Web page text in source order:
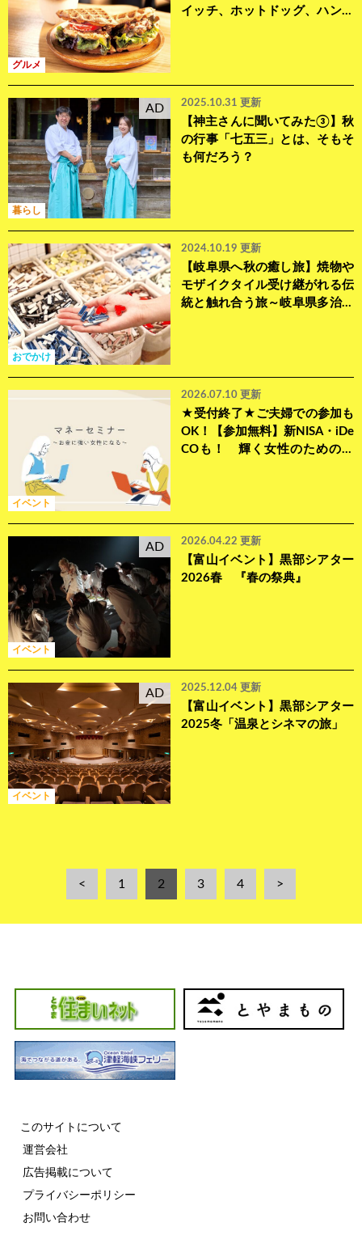
グルメ
イッチ、ホットドッグ、ハンバ
AD
暮らし
2025.10.31 更新
【神主さんに聞いてみた③】秋
の行事「七五三」とは、そもそ
も何だろう？
おでかけ
2024.10.19 更新
【岐阜県へ秋の癒し旅】焼物や
モザイクタイル受け継がれる伝
統と触れ合う旅～岐阜県多治見
イベント
2026.07.10 更新
★受付終了★ご夫婦での参加も
OK！【参加無料】新NISA・iDe
COも！ 輝く女性のためのマ
AD
イベント
2026.04.22 更新
【富山イベント】黒部シアター
2026春 『春の祭典』
AD
イベント
2025.12.04 更新
【富山イベント】黒部シアター
2025冬「温泉とシネマの旅」
< 1 2 3 4 >
このサイトについて
運営会社
広告掲載について
プライバシーポリシー
お問い合わせ